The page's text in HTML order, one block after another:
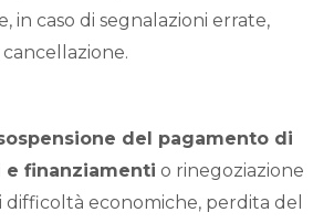
in caso di segnalazioni errate,
del pagamento di
finanziamenti o rinegoziazione
difficoltà economiche, perdita del